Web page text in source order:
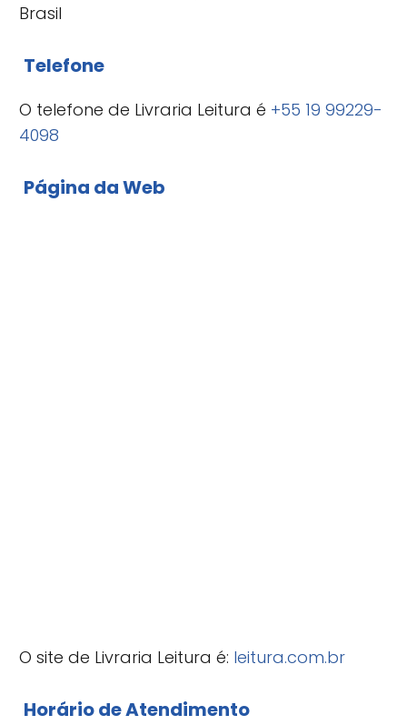
Brasil
Telefone
O telefone de Livraria Leitura é +55 19 99229-
4098
Página da Web
O site de Livraria Leitura é: leitura.com.br
Horário de Atendimento